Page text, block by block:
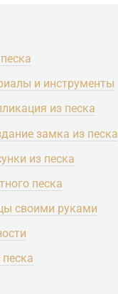
и инструменты
из песка
замка из песка
из песка
песка
своими руками